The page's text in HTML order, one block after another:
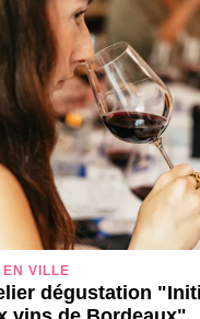
EN VILLE
dégustation